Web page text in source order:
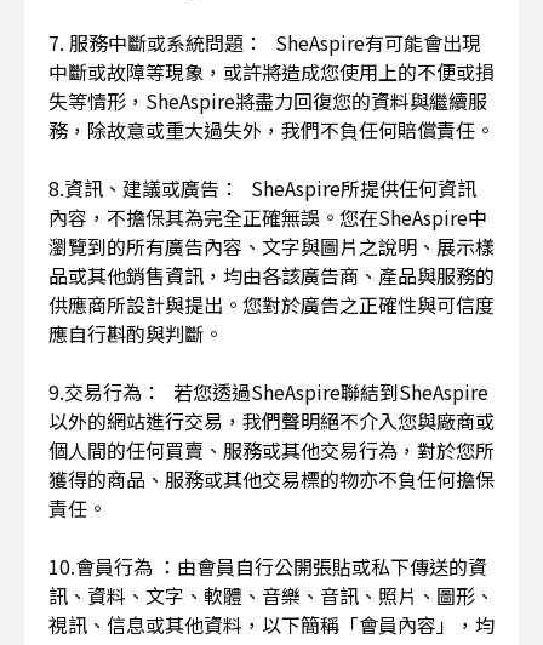
7. 服務中斷或系統問題： SheAspire有可能會出現
中斷或故障等現象，或許將造成您使用上的不便或損
失等情形，SheAspire將盡力回復您的資料與繼續服
務，除故意或重大過失外，我們不負任何賠償責任。
8.資訊、建議或廣告： SheAspire所提供任何資訊
內容，不擔保其為完全正確無誤。您在SheAspire中
瀏覽到的所有廣告內容、文字與圖片之說明、展示樣
品或其他銷售資訊，均由各該廣告商、產品與服務的
供應商所設計與提出。您對於廣告之正確性與可信度
應自行斟酌與判斷。
9.交易行為： 若您透過SheAspire聯結到SheAspire
以外的網站進行交易，我們聲明絕不介入您與廠商或
個人間的任何買賣、服務或其他交易行為，對於您所
獲得的商品、服務或其他交易標的物亦不負任何擔保
責任。
10.會員行為 ：由會員自行公開張貼或私下傳送的資
訊、資料、文字、軟體、音樂、音訊、照片、圖形、
視訊、信息或其他資料，以下簡稱「會員內容」，均